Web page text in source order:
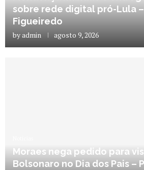
sobre rede digital pró-Lula
Figueiredo
byadmin agosto 9, 2026
Moraes nega pedido para
Bolsonaro no Dia dos Pais –